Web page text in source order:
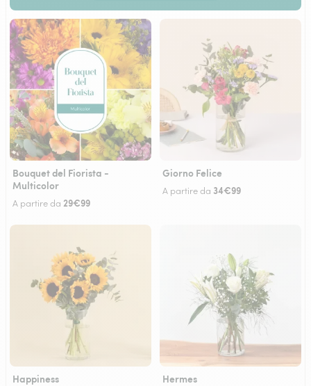
Bouquet del Fiorista -
Multicolor
A partire da 29€99
Giorno Felice
A partire da 34€99
Happiness Hermes